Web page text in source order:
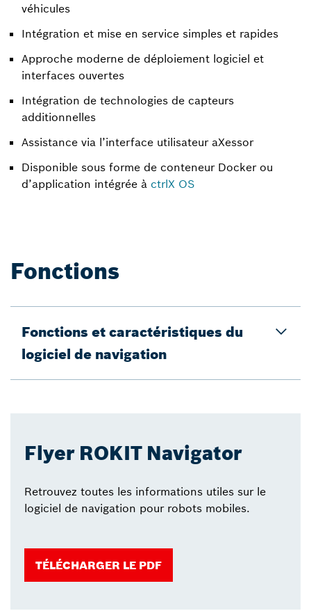
véhicules
Intégration et mise en service simples et rapides
Approche moderne de déploiement logiciel et
interfaces ouvertes
Intégration de technologies de capteurs
additionnelles
Assistance via l’interface utilisateur aXessor
Disponible sous forme de conteneur Docker ou
d’application intégrée à ctrlX OS
Fonctions
Fonctions et caractéristiques du
logiciel de navigation
Flyer ROKIT Navigator
Retrouvez toutes les informations utiles sur le
logiciel de navigation pour robots mobiles.
TÉLÉCHARGER LE PDF